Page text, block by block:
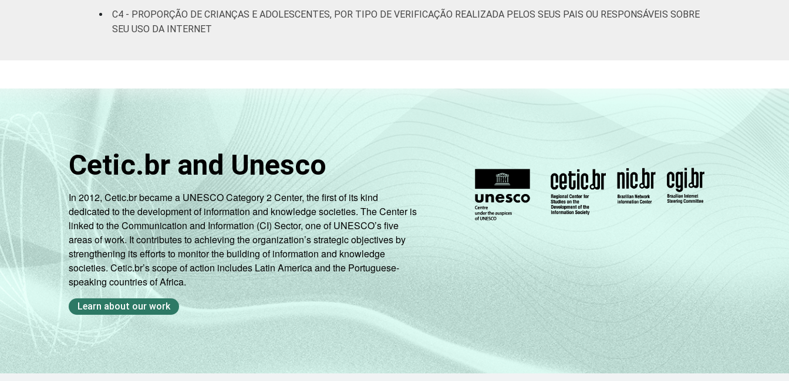
De 15 a 17
Mais de 1
SM até 3 SM
Mais de 3
SM
50 50 43
CLASSE SOCIAL 2008 AB 58 51 54
C 43
DE 21 15
CLASSE SOCIAL 2015 AB 57 51 52 47
46 39 39 38
DE 26 22 22 22
C4 - PROPORÇÃO DE CRIANÇAS E ADOLESCENTES, POR TIPO DE VERIFICAÇÃO REALIZADA PELOS SEUS PAIS OU RESPONSÁVEIS SOBRE
SEU USO DA INTERNET
Cetic.br and Unesco
In 2012, Cetic.br became a UNESCO Category 2 Center, the first of its kind
dedicated to the development of information and knowledge societies. The Center is
linked to the Communication and Information (CI) Sector, one of UNESCO’s five
areas of work. It contributes to achieving the organization’s strategic objectives by
strengthening its efforts to monitor the building of information and knowledge
societies. Cetic.br’s scope of action includes Latin America and the Portuguese-
speaking countries of Africa.
Learn about our work